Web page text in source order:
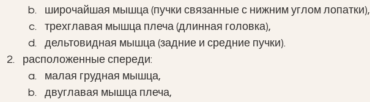
широчайшая мышца (пучки связанные с нижним углом лопатки),
трехглавая мышца плеча (длинная головка),
дельтовидная мышца (задние и средние пучки).
расположенные спереди:
малая грудная мышца,
двуглавая мышца плеча,